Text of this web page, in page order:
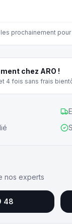
prochainement
chez ARO !
4 fois sans frais
nos experts
48